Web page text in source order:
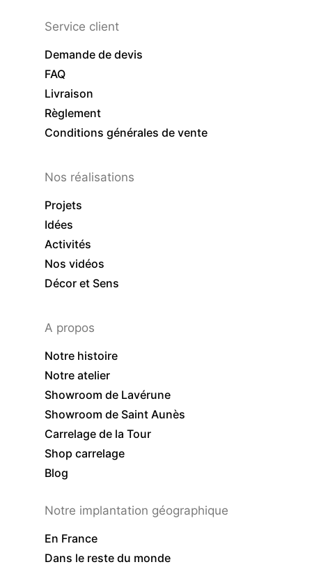
Service client
Demande de devis
FAQ
Livraison
Règlement
Conditions générales de vente
Nos réalisations
Projets
Idées
Activités
Nos vidéos
Décor et Sens
A propos
Notre histoire
Notre atelier
Showroom de Lavérune
Showroom de Saint Aunès
Carrelage de la Tour
Shop carrelage
Blog
Notre implantation géographique
En France
Dans le reste du monde